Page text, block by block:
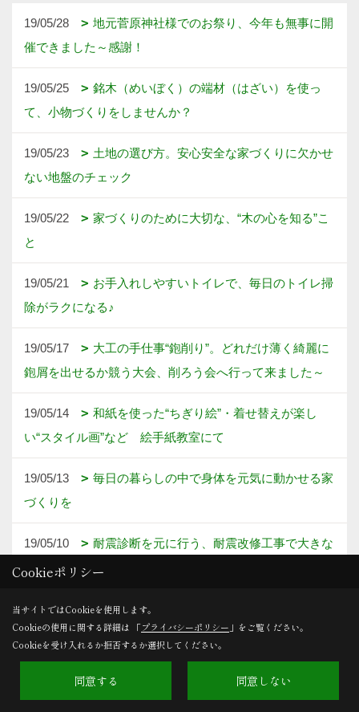
19/05/28
地元菅原神社様でのお祭り、今年も無事に開
催できました～感謝！
19/05/25
銘木（めいぼく）の端材（はざい）を使っ
て、小物づくりをしませんか？
19/05/23
土地の選び方。安心安全な家づくりに欠かせ
ない地盤のチェック
19/05/22
家づくりのために大切な、“木の心を知る”こ
と
19/05/21
お手入れしやすいトイレで、毎日のトイレ掃
除がラクになる♪
19/05/17
大工の手仕事“鉋削り”。どれだけ薄く綺麗に
鉋屑を出せるか競う大会、削ろう会へ行って来ました～
19/05/14
和紙を使った“ちぎり絵”・着せ替えが楽し
い“スタイル画”など 絵手紙教室にて
19/05/13
毎日の暮らしの中で身体を元気に動かせる家
づくりを
19/05/10
耐震診断を元に行う、耐震改修工事で大きな
地震に備える
19/05/07
生活習慣や住環境の見直しは、すべてアトピ
ーがきっかけでした
Cookieポリシー
当サイトではCookieを使用します。
Cookieの使用に関する詳細は 「プライバシーポリシー 」をご覧ください。
Cookieを受け入れるか拒否するか選択してください。
同意する 同意しない